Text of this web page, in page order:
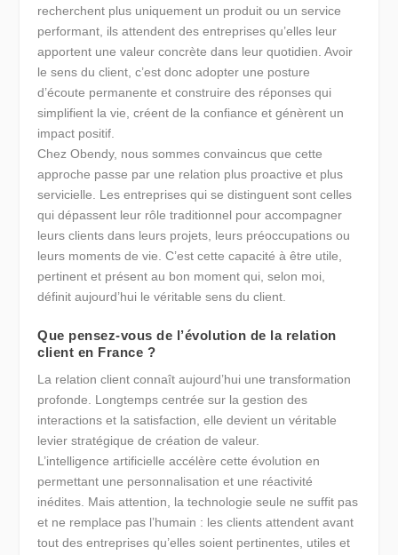
recherchent plus uniquement un produit ou un service
performant, ils attendent des entreprises qu’elles leur
apportent une valeur concrète dans leur quotidien. Avoir
le sens du client, c’est donc adopter une posture
d’écoute permanente et construire des réponses qui
simplifient la vie, créent de la confiance et génèrent un
impact positif.
Chez Obendy, nous sommes convaincus que cette
approche passe par une relation plus proactive et plus
servicielle. Les entreprises qui se distinguent sont celles
qui dépassent leur rôle traditionnel pour accompagner
leurs clients dans leurs projets, leurs préoccupations ou
leurs moments de vie. C’est cette capacité à être utile,
pertinent et présent au bon moment qui, selon moi,
définit aujourd’hui le véritable sens du client.
Que pensez-vous de l’évolution de la relation
client en France ?
La relation client connaît aujourd’hui une transformation
profonde. Longtemps centrée sur la gestion des
interactions et la satisfaction, elle devient un véritable
levier stratégique de création de valeur.
L’intelligence artificielle accélère cette évolution en
permettant une personnalisation et une réactivité
inédites. Mais attention, la technologie seule ne suffit pas
et ne remplace pas l’humain : les clients attendent avant
tout des entreprises qu’elles soient pertinentes, utiles et